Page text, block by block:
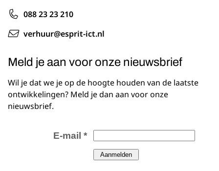
088 23 23 210
verhuur@esprit-ict.nl
Meld je aan voor onze nieuwsbrief
Wil je dat we je op de hoogte houden van de laatste
ontwikkelingen? Meld je dan aan voor onze
nieuwsbrief.